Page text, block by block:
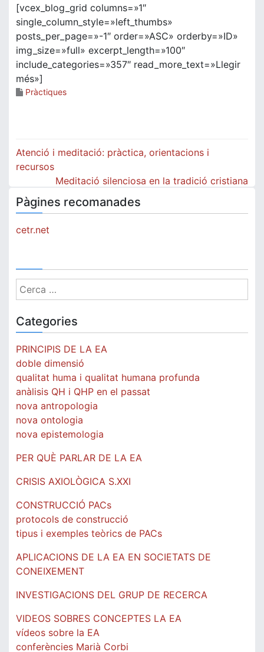
[vcex_blog_grid columns=»1″
single_column_style=»left_thumbs»
posts_per_page=»-1″ order=»ASC» orderby=»ID»
img_size=»full» excerpt_length=»100″
include_categories=»357″ read_more_text=»Llegir
més»]
Pràctiques
Navegació
d'entrades
Atenció i meditació: pràctica, orientacions i
recursos
Meditació silenciosa en la tradició cristiana
Pàgines recomanades
cetr.net
Cerca:
Categories
PRINCIPIS DE LA EA
doble dimensió
qualitat huma i qualitat humana profunda
anàlisis QH i QHP en el passat
nova antropologia
nova ontologia
nova epistemologia
PER QUÈ PARLAR DE LA EA
CRISIS AXIOLÒGICA S.XXI
CONSTRUCCIÓ PACs
protocols de construcció
tipus i exemples teòrics de PACs
APLICACIONS DE LA EA EN SOCIETATS DE
CONEIXEMENT
INVESTIGACIONS DEL GRUP DE RECERCA
VIDEOS SOBRES CONCEPTES LA EA
vídeos sobre la EA
conferències Marià Corbi